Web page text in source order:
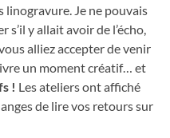
linogravure. Je ne pouvais
s’il y allait avoir de l’écho,
alliez accepter de venir
un moment créatif… et
! Les ateliers ont affiché
de lire vos retours sur